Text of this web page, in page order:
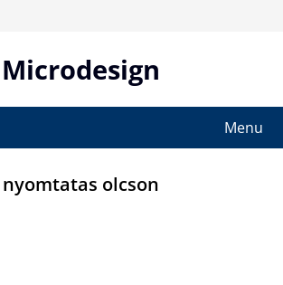
Microdesign
Menu
nyomtatas olcson